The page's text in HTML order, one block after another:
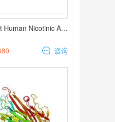
Recombinant Human Nicotinic Acetylcholine
咨询